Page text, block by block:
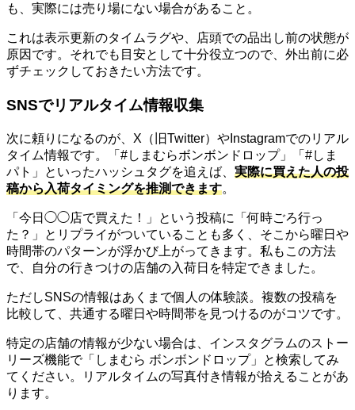
も、実際には売り場にない場合があること。
これは表示更新のタイムラグや、店頭での品出し前の状態が
原因です。それでも目安として十分役立つので、外出前に必
ずチェックしておきたい方法です。
SNSでリアルタイム情報収集
次に頼りになるのが、X（旧Twitter）やInstagramでのリアル
タイム情報です。「#しまむらボンボンドロップ」「#しま
パト」といったハッシュタグを追えば、 実際に買えた人の投
稿から入荷タイミングを推測できます。
「今日◯◯店で買えた！」という投稿に「何時ごろ行っ
た？」とリプライがついていることも多く、そこから曜日や
時間帯のパターンが浮かび上がってきます。私もこの方法
で、自分の行きつけの店舗の入荷日を特定できました。
ただしSNSの情報はあくまで個人の体験談。複数の投稿を
比較して、共通する曜日や時間帯を見つけるのがコツです。
特定の店舗の情報が少ない場合は、インスタグラムのストー
リーズ機能で「しまむら ボンボンドロップ」と検索してみ
てください。リアルタイムの写真付き情報が拾えることがあ
ります。